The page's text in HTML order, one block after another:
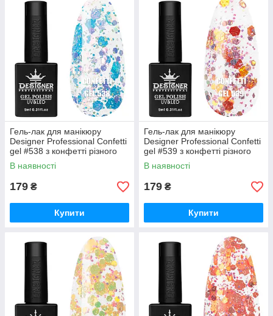
Гель-лак для манікюру
Designer Professional Confetti
gel #538 з конфетті різного
розміру, 9 мл
В наявності
179 ₴
Купити
Гель-лак для манікюру
Designer Professional Confetti
gel #539 з конфетті різного
розміру, 9 мл
В наявності
179 ₴
Купити